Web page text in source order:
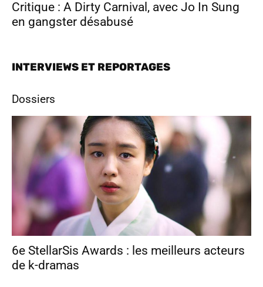
Critique : A Dirty Carnival, avec Jo In Sung
en gangster désabusé
INTERVIEWS ET REPORTAGES
Dossiers
6e StellarSis Awards : les meilleurs acteurs
de k-dramas